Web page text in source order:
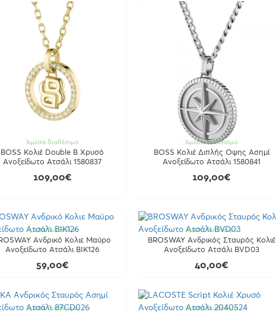
Άμεσα διαθέσιμο
BOSS Κολιέ Double B Χρυσό
Ανοξείδωτο Ατσάλι 1580837
109,00€
Άμεσα διαθέσιμο
BOSS Κολιέ Διπλής Οψης Ασημί
Ανοξείδωτο Ατσάλι 1580841
109,00€
Άμεσα διαθέσιμο
Ανδρικό Κολιε Μαύρο
Ανοξείδωτο Ατσάλι BIK126
59,00€
Άμεσα διαθέσιμο
BROSWAY Ανδρικός Σταυρός Κολιέ
Ανοξείδωτο Ατσάλι BVD03
40,00€
Άμεσα διαθέσιμο Άμεσα διαθέσιμο